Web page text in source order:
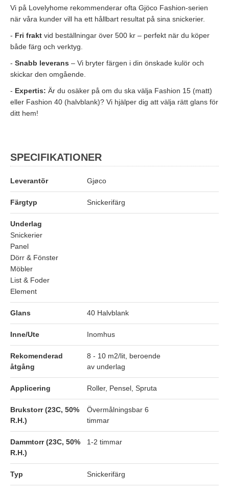
Vi på Lovelyhome rekommenderar ofta Gjöco Fashion-serien
när våra kunder vill ha ett hållbart resultat på sina snickerier.
- Fri frakt vid beställningar över 500 kr – perfekt när du köper
både färg och verktyg.
- Snabb leverans – Vi bryter färgen i din önskade kulör och
skickar den omgående.
- Expertis: Är du osäker på om du ska välja Fashion 15 (matt)
eller Fashion 40 (halvblank)? Vi hjälper dig att välja rätt glans för
ditt hem!
SPECIFIKATIONER
Leverantör Gjøco
Färgtyp Snickerifärg
Underlag
Snickerier
Panel
Dörr & Fönster
Möbler
List & Foder
Element
Glans 40 Halvblank
Inne/Ute Inomhus
Rekomenderad
åtgång
8 - 10 m2/lit, beroende
av underlag
Applicering Roller, Pensel, Spruta
Brukstorr (23C, 50%
R.H.)
Övermålningsbar 6
timmar
Dammtorr (23C, 50%
R.H.)
1-2 timmar
Typ Snickerifärg
Handla för 8000 kr, vid ett köptillfälle, och få
proffspenslarna på köpet. (värde 903 kr)
Lägg till erbjudandet i kassan.
Stäng